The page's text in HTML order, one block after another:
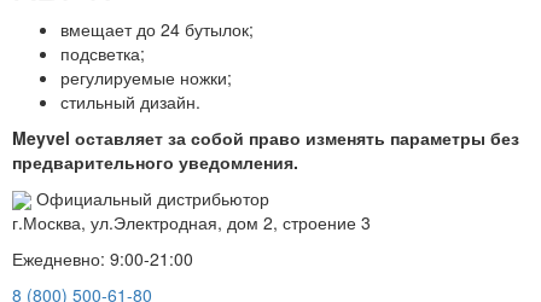
вмещает до 24 бутылок;
подсветка;
регулируемые ножки;
стильный дизайн.
Meyvel оставляет за собой право изменять параметры без
предварительного уведомления.
Официальный дистрибьютор
г.Москва, ул.Электродная, дом 2, строение 3
Ежедневно: 9:00-21:00
8 (800) 500-61-80